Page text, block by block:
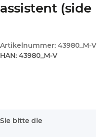
(side
Artikelnummer: 43980_M-V
HAN: 43980_M-V
bitte die